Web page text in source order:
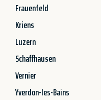
Frauenfeld
Kriens
Luzern
Schaffhausen
Vernier
Yverdon-les-Bains